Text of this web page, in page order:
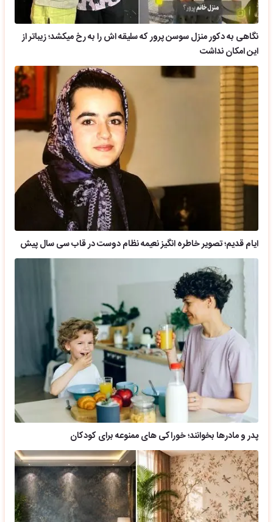
نگاهی به دکور منزل سوسن پرور که سلیقه اش را به رخ میکشد؛ زیباتر از
این امکان نداشت
ایام قدیم؛ تصویر خاطره انگیز نعیمه نظام دوست در قاب سی سال پیش
پدر و مادرها بخوانند؛ خوراکی های ممنوعه برای کودکان